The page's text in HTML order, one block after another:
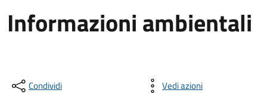
Informazioni ambientali
Condividi Vedi azioni